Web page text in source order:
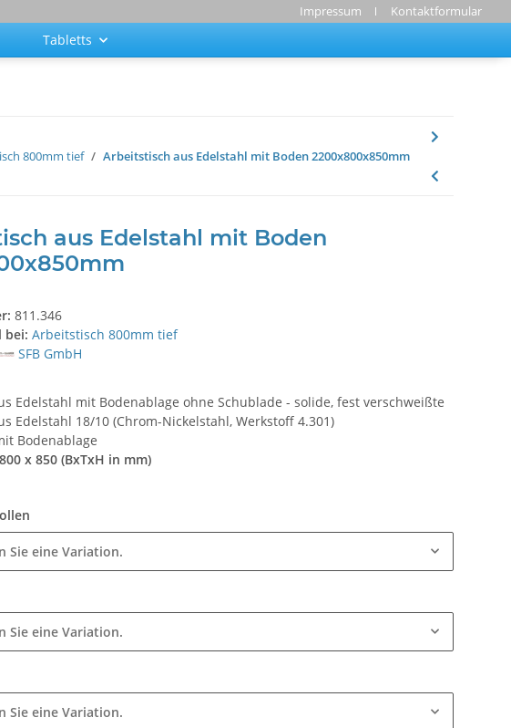
Impressum Kontaktformular
Tabletts
800mm tief Arbeitstisch aus Edelstahl mit Boden 2200x800x850mm
aus Edelstahl mit Boden
811.346
bei: Arbeitstisch 800mm tief
SFB GmbH
Edelstahl mit Bodenablage ohne Schublade - solide, fest verschweißte
Edelstahl 18/10 (Chrom-Nickelstahl, Werkstoff 4.301)
Bodenablage
x 850 (BxTxH in mm)
Sie eine Variation.
Sie eine Variation.
Sie eine Variation.